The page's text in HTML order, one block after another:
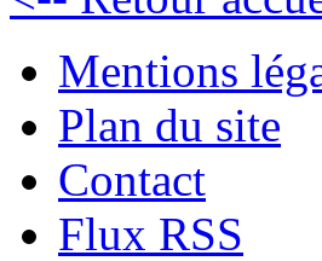
Mentions
Plan du site
Contact
Flux RSS